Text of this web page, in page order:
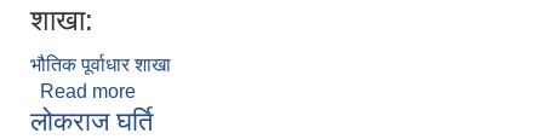
शाखा:
भौतिक पूर्वाधार शाखा
Read more
लोकराज घर्ति